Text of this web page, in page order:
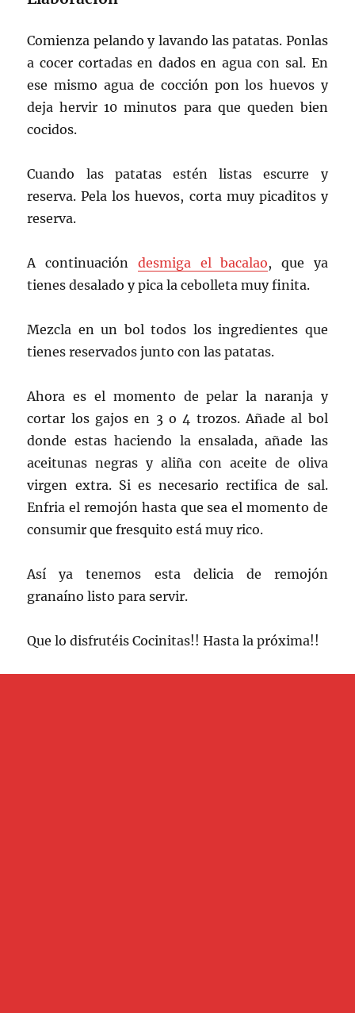
Comienza pelando y lavando las patatas. Ponlas
a cocer cortadas en dados en agua con sal. En
ese mismo agua de cocción pon los huevos y
deja hervir 10 minutos para que queden bien
cocidos.
Cuando las patatas estén listas escurre y
reserva. Pela los huevos, corta muy picaditos y
reserva.
A continuación desmiga el bacalao, que ya
tienes desalado y pica la cebolleta muy finita.
Mezcla en un bol todos los ingredientes que
tienes reservados junto con las patatas.
Ahora es el momento de pelar la naranja y
cortar los gajos en 3 o 4 trozos. Añade al bol
donde estas haciendo la ensalada, añade las
aceitunas negras y aliña con aceite de oliva
virgen extra. Si es necesario rectifica de sal.
Enfria el remojón hasta que sea el momento de
consumir que fresquito está muy rico.
Así ya tenemos esta delicia de remojón
granaíno listo para servir.
Que lo disfrutéis Cocinitas!! Hasta la próxima!!